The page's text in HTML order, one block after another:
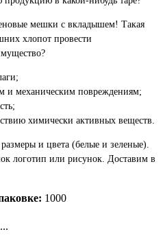
мешки с вкладышем! Такая
хлопот провести
и механическим повреждениям;
химически активных веществ.
и цвета (белые и зеленые).
логотип или рисунок. Доставим в
1000